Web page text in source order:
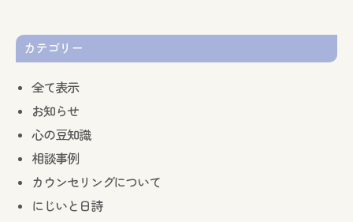
カテゴリー
全て表示
お知らせ
心の豆知識
相談事例
カウンセリングについて
にじいと日詩